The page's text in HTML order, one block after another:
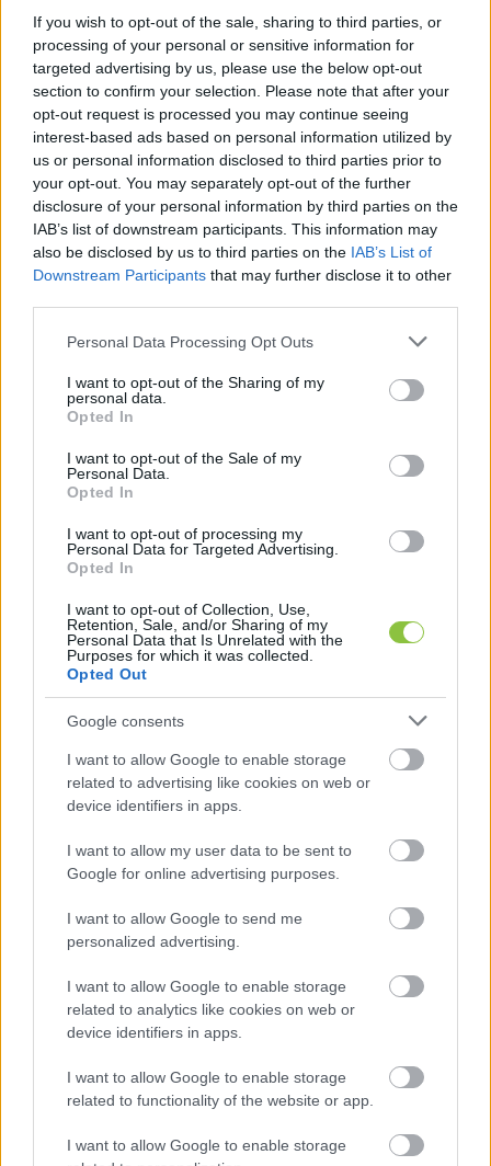
If you wish to opt-out of the sale, sharing to third parties, or
processing of your personal or sensitive information for
targeted advertising by us, please use the below opt-out
section to confirm your selection. Please note that after your
opt-out request is processed you may continue seeing
interest-based ads based on personal information utilized by
us or personal information disclosed to third parties prior to
your opt-out. You may separately opt-out of the further
disclosure of your personal information by third parties on the
IAB’s list of downstream participants. This information may
also be disclosed by us to third parties on the IAB’s List of
Downstream Participants that may further disclose it to other
Please note that this website/app uses one or more Google
not limited to your visit or usage behaviour. You may click to
grant or deny consent to Google and its third-party tags to
use your data for below specified purposes in below Google
consent section.
Personal Data Processing Opt Outs
I want to opt-out of the Sharing of my
personal data.
Opted In
I want to opt-out of the Sale of my
Personal Data.
Opted In
I want to opt-out of processing my
Personal Data for Targeted Advertising.
Opted In
I want to opt-out of Collection, Use,
Retention, Sale, and/or Sharing of my
Personal Data that Is Unrelated with the
Purposes for which it was collected.
Opted Out
Google consents
I want to allow Google to enable storage
related to advertising like cookies on web or
device identifiers in apps.
I want to allow my user data to be sent to
Google for online advertising purposes.
I want to allow Google to send me
personalized advertising.
I want to allow Google to enable storage
related to analytics like cookies on web or
device identifiers in apps.
I want to allow Google to enable storage
related to functionality of the website or app.
I want to allow Google to enable storage
2023 után ez már a második alkalom, hogy
kecskeméti iskolából került ki az országos
győztes. A versenyen Unió-szerte 716 iskola
több mint 3000 lelkes diákja vett részt.
A feladat az volt, hogy egy adott szöveget
fordítsanak le az EU 24 hivatalos nyelve közül
nyelvre. A megmérettetésben minden
tagállamból annyi iskola vehet részt, ahány
képviselői helye van az adott országnak az
Európai Parlamentben. Az iskolákat sorsolással
választják ki a jelentkező intézmények közül.
Magyarországot 21 iskola 97 diákja képviselte a
megmérettetésen. Közülük a legtöbben angolról
magyarra fordítást választottak, de volt, aki
spanyolról, franciáról vagy olaszról magyarra,
fordítottak az anyanyelvükre, de a 155 választott
nyelvkombináció közt olyan ritka nyelvpárok is
vagy az ír–spanyol – tudtuk meg Spiegl Évától,
képviseletének munkatársától.
Érdekesség, hogy az ausztriai győztes egy
magyarról németre készített fordítással nyert. A
diákok munkáit az Európai Bizottság hivatásos
fordítói értékelték, ők választották ki a
tagállamonkénti egy-egy győztest, és további
186 diákot, köztük 9 magyar fiatalt, akit külön